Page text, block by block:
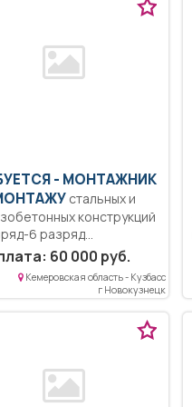
- МОНТАЖНИК
стальных и
конструкций
6 разряд
Среднее
60 000 руб.
Кемеровская область - Кузбасс
г Новокузнецк